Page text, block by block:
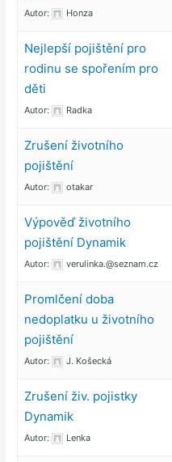
Autor: Honza
Nejlepší pojištění pro
rodinu se spořením pro
děti
Autor: Radka
Zrušení životního
pojištění
Autor: otakar
Výpověď životního
pojištění Dynamik
Autor: verulinka.@seznam.cz
Promlčení doba
nedoplatku u životního
pojištění
Autor: J. Košecká
Zrušení živ. pojistky
Dynamik
Autor: Lenka